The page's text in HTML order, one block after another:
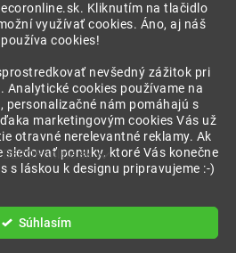
Kliknutím na tlačidlo
využívať cookies. Áno, aj náš
cookies!
nevšedný zážitok pri
Analytické cookies používame na
personalizačné nám pomáhajú s
marketingovým cookies Vás už
otravné nerelevantné reklamy. Ak
sledovať ponuky, ktoré Vás konečne
s láskou k designu pripravujeme :-)
Súhlasím
DECORonline.sk